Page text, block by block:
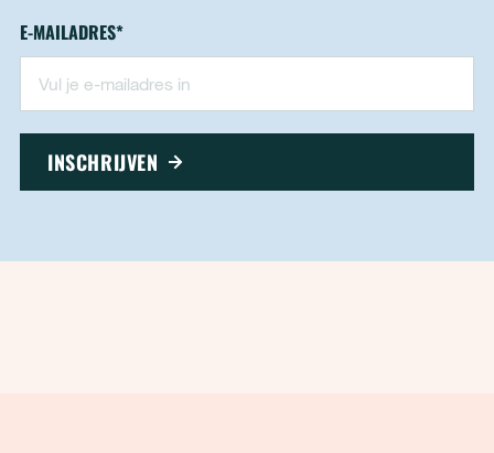
Nieuwsbrief - footer
" geeft vereiste velden aan
E-MAILADRES*
INSCHRIJVEN